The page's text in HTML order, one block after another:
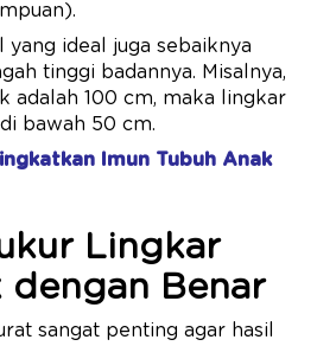
yang ideal juga sebaiknya
tinggi badannya. Misalnya,
adalah 100 cm, maka lingkar
bawah 50 cm.
Imun Tubuh Anak
Lingkar
dengan Benar
sangat penting agar hasil